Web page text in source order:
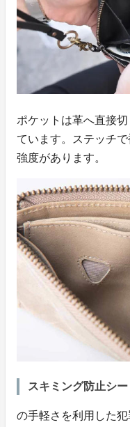
ポケットは革へ直接
ています。ステッチ
強度があります。
スキミング防止シ
の手軽さを利用した